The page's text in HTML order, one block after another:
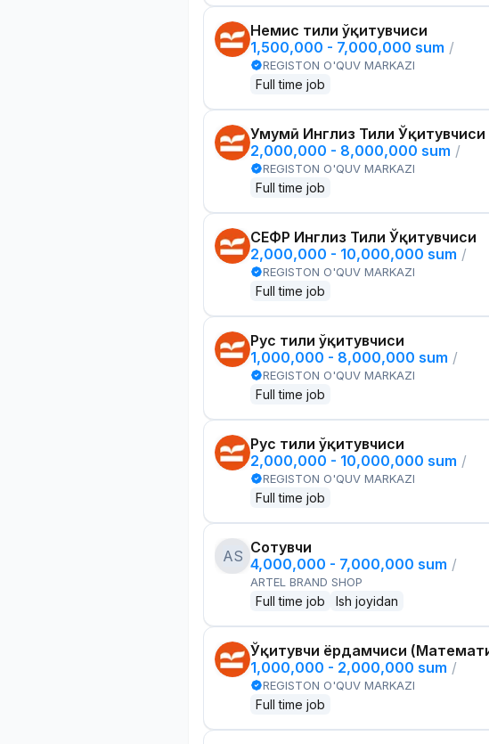
Немис тили ўқитувчиси
1,500,000 - 7,000,000 sum /
REGISTON O'QUV MARKAZI
Full time job
Умумӣ Инглиз Тили Ўқитувчиси
2,000,000 - 8,000,000 sum /
REGISTON O'QUV MARKAZI
Full time job
СЕФР Инглиз Тили Ўқитувчиси
2,000,000 - 10,000,000 sum /
REGISTON O'QUV MARKAZI
Full time job
Рус тили ўқитувчиси
1,000,000 - 8,000,000 sum /
REGISTON O'QUV MARKAZI
Full time job
Рус тили ўқитувчиси
2,000,000 - 10,000,000 sum /
REGISTON O'QUV MARKAZI
Full time job
AS Сотувчи
4,000,000 - 7,000,000 sum /
ARTEL BRAND SHOP
Full time job Ish joyidan
Ўқитувчи ёрдамчиси
1,000,000 - 2,000,000 sum /
REGISTON O'QUV MARKAZI
Full time job